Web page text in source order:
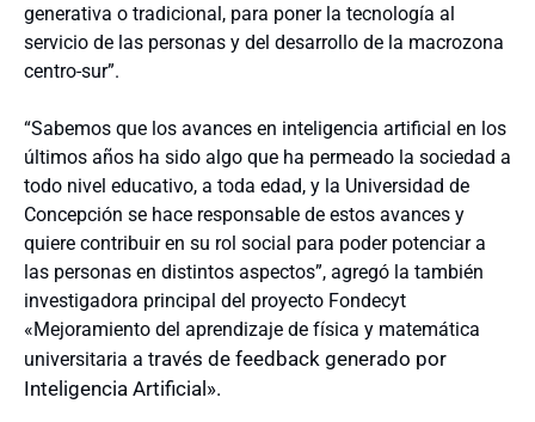
generativa o tradicional, para poner la tecnología al
servicio de las personas y del desarrollo de la macrozona
centro-sur”.
“Sabemos que los avances en inteligencia artificial en los
últimos años ha sido algo que ha permeado la sociedad a
todo nivel educativo, a toda edad, y la Universidad de
Concepción se hace responsable de estos avances y
quiere contribuir en su rol social para poder potenciar a
las personas en distintos aspectos”, agregó la también
investigadora principal del proyecto Fondecyt
«Mejoramiento del aprendizaje de física y matemática
universitaria a través de feedback generado por
Inteligencia Artificial».